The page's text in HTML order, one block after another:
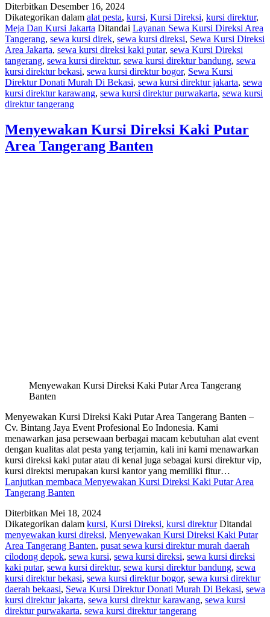
Diterbitkan Desember 16, 2024
Dikategorikan dalam alat pesta, kursi, Kursi Direksi, kursi direktur,
Meja Dan Kursi Jakarta Ditandai Layanan Sewa Kursi Direksi Area
Tangerang, sewa kursi direk, sewa kursi direksi, Sewa Kursi Direksi
Area Jakarta, sewa kursi direksi kaki putar, sewa Kursi Direksi
tangerang, sewa kursi direktur, sewa kursi direktur bandung, sewa
kursi direktur bekasi, sewa kursi direktur bogor, Sewa Kursi
Direktur Donati Murah Di Bekasi, sewa kursi direktur jakarta, sewa
kursi direktur karawang, sewa kursi direktur purwakarta, sewa kursi
direktur tangerang
Menyewakan Kursi Direksi Kaki Putar
Area Tangerang Banten
Menyewakan Kursi Direksi Kaki Putar Area Tangerang
Banten
Menyewakan Kursi Direksi Kaki Putar Area Tangerang Banten –
Cv. Bintang Jaya Event Profesional Eo Indonesia. Kami
menawarkan jasa persewaan berbagai macam kebutuhan alat event
dengan kualitas alat pesta yang terjamin, kali ini kami menawarkan
kursi direksi kaki putar atau di kenal juga sebagai kursi direktur vip,
kursi direktsi merupakan kursi kantor yang memiliki fitur…
Lanjutkan membaca Menyewakan Kursi Direksi Kaki Putar Area
Tangerang Banten
Diterbitkan Mei 18, 2024
Dikategorikan dalam kursi, Kursi Direksi, kursi direktur Ditandai
menyewakan kursi direksi, Menyewakan Kursi Direksi Kaki Putar
Area Tangerang Banten, pusat sewa kursi direktur murah daerah
cilodong depok, sewa kursi, sewa kursi direksi, sewa kursi direksi
kaki putar, sewa kursi direktur, sewa kursi direktur bandung, sewa
kursi direktur bekasi, sewa kursi direktur bogor, sewa kursi direktur
daerah bekaasi, Sewa Kursi Direktur Donati Murah Di Bekasi, sewa
kursi direktur jakarta, sewa kursi direktur karawang, sewa kursi
direktur purwakarta, sewa kursi direktur tangerang